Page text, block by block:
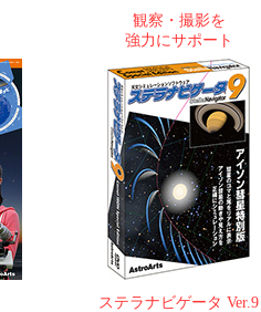
観察・撮影を
強力にサポート
ステラナビゲータ Ver.9